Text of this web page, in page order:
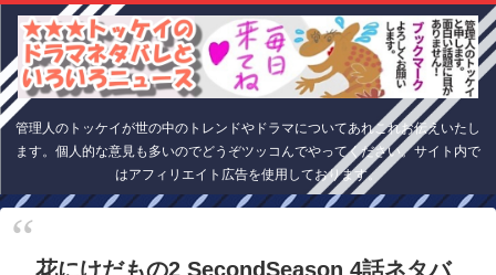
管理人のトッケイが世の中のトレンドやドラマについてあれこれお伝えいたし
ます。個人的な意見も多いのでどうぞツッコんでやってください。サイト内で
はアフィリエイト広告を使用しております。
花にけだもの2 SecondSeason 4話ネタバ